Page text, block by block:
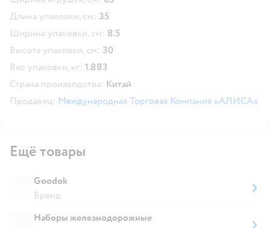
Длина упаковки, см: 35
Ширина упаковки, см: 8.5
Высота упаковки, см: 30
Вес упаковки, кг: 1.883
Страна производства: Китай
Продавец: Международная Торговая Компания «АЛИСА»
Ещё товары
Goodok
Бренд
Наборы железнодорожные